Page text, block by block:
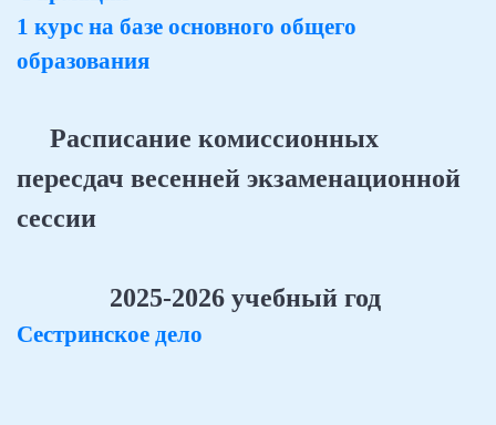
1 курс на базе основного общего
образования
Расписание комиссионных
пересдач весенней экзаменационной
сессии
2025-2026 учебный год
Сестринское дело